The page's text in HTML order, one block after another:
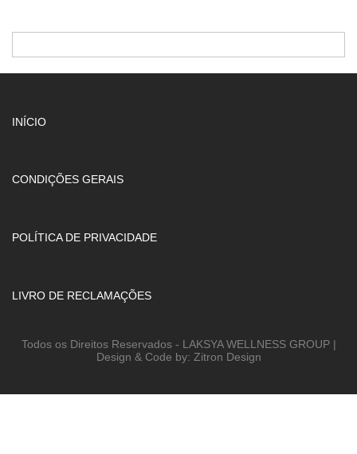
INÍCIO
CONDIÇÕES GERAIS
POLÍTICA DE PRIVACIDADE
LIVRO DE RECLAMAÇÕES
Todos os Direitos Reservados - LAKSYA WELLNESS GROUP |
Design & Code by: Zitron Design